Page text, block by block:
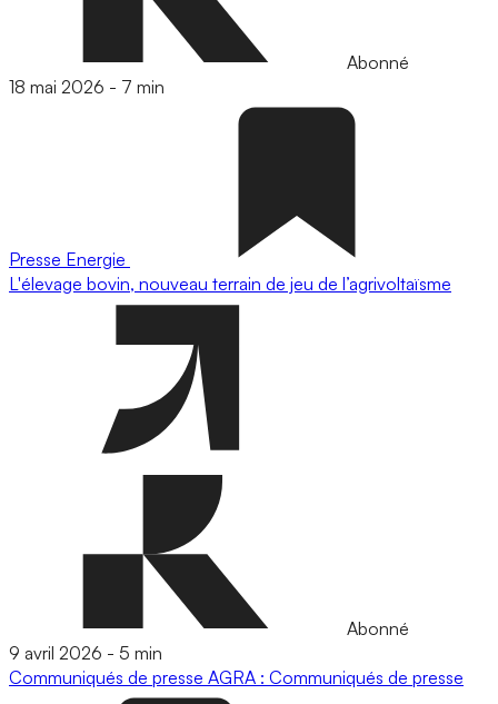
Abonné
18 mai 2026 - 7 min
Presse Energie
L'élevage bovin, nouveau terrain de jeu de l’agrivoltaïsme
Abonné
9 avril 2026 - 5 min
Communiqués de presse AGRA : Communiqués de presse